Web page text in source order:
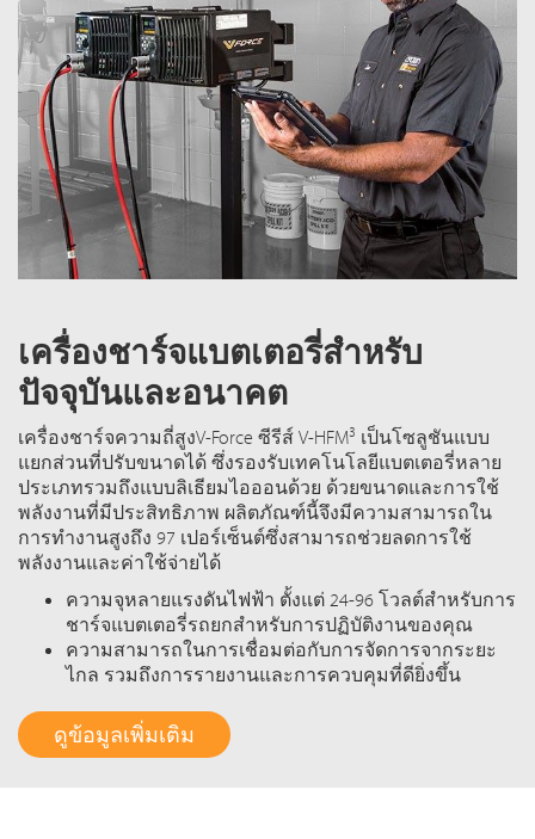
เครื่องชาร์จแบตเตอรี่สำหรับ
ปัจจุบันและอนาคต
เครื่องชาร์จความถี่สูงV-Force ซีรีส์ V-HFM3 เป็นโซลูชันแบบ
แยกส่วนที่ปรับขนาดได้ ซึ่งรองรับเทคโนโลยีแบตเตอรี่หลาย
ประเภทรวมถึงแบบลิเธียมไอออนด้วย ด้วยขนาดและการใช้
พลังงานที่มีประสิทธิภาพ ผลิตภัณฑ์นี้จึงมีความสามารถใน
การทำงานสูงถึง 97 เปอร์เซ็นต์ซึ่งสามารถช่วยลดการใช้
พลังงานและค่าใช้จ่ายได้
ความจุหลายแรงดันไฟฟ้า ตั้งแต่ 24-96 โวลต์สำหรับการ
ชาร์จแบตเตอรี่รถยกสำหรับการปฏิบัติงานของคุณ
ความสามารถในการเชื่อมต่อกับการจัดการจากระยะ
ไกล รวมถึงการรายงานและการควบคุมที่ดียิ่งขึ้น
ดูข้อมูลเพิ่มเติม